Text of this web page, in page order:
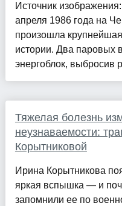
Источник
апреля 1986 года на
произошла
истории. Два паровых
энергоблок, выбросив
Тяжелая болезнь
неузнаваемости:
Корытниковой
Ирина Корытникова
яркая вспышка — и
запомнили ее по